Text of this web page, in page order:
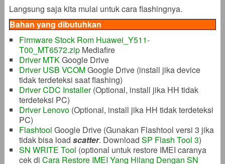
Langsung saja kita mulai untuk cara flashingnya.
Bahan yang dibutuhkan
Firmware Stock Rom Huawei_Y511-
T00_MT6572.zipMediafire
Driver MTKGoogle Drive
Driver USB VCOMGoogle Drive (install jika device
tidak terdeteksi saat flashing)
Driver CDC Installer(Optional, install jika HH tidak
terdeteksi PC)
Driver Lenovo(Optional, install jika HH tidak terdeteksi
PC)
Flashtool Google Drive (Gunakan Flashtool versi 3 jika
tidak bisa load scatter. Download SP Flash Tool 3)
SN WRITE Tool (optional untuk restore IMEI caranya
cek di Cara Restore IMEI Yang Hilang Dengan SN